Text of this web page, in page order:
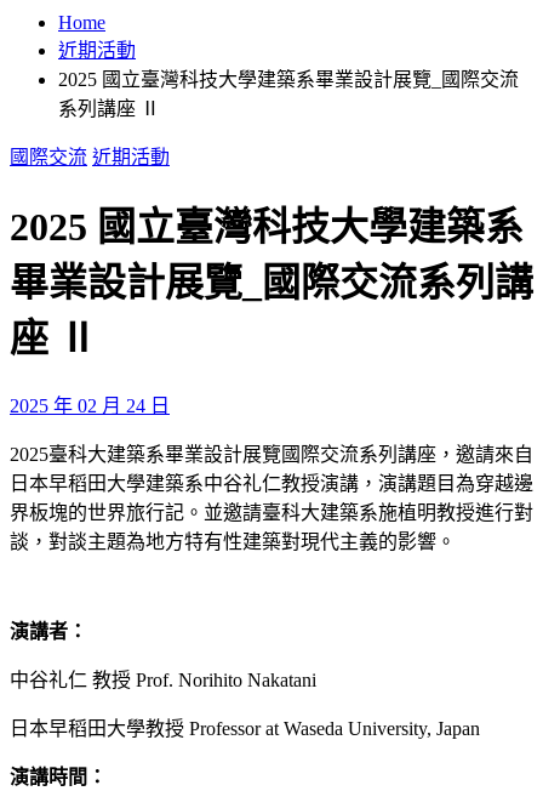
Home
近期活動
2025 國立臺灣科技大學建築系畢業設計展覽_國際交流
系列講座 Ⅱ
國際交流 近期活動
2025 國立臺灣科技大學建築系
畢業設計展覽_國際交流系列講
座 Ⅱ
2025 年 02 月 24 日
2025臺科大建築系畢業設計展覽國際交流系列講座，邀請來自
日本早稻田大學建築系中谷礼仁教授演講，演講題目為穿越邊
界板塊的世界旅行記。並邀請臺科大建築系施植明教授進行對
談，對談主題為地方特有性建築對現代主義的影響。
演講者：
中谷礼仁 教授 Prof. Norihito Nakatani
日本早稻田大學教授 Professor at Waseda University, Japan
演講時間：